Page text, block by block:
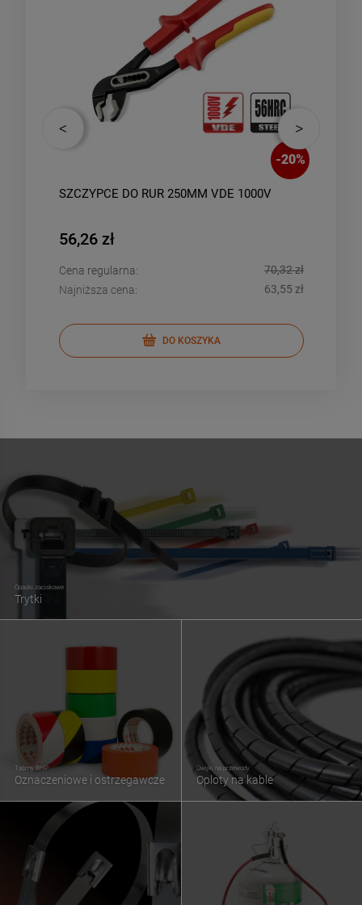
-20%
SZCZYPCE DO RUR 250MM VDE 1000V
56,26 zł
Cena regularna:
70,32 zł
Najniższa cena:
63,55 zł
DO KOSZYKA
Opaski zaciskowe
Trytki
Taśmy BHP
Oznaczeniowe i ostrzegawcze
Owijki na przewody
Oploty na kable